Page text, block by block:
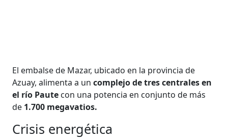
El embalse de Mazar, ubicado en la provincia de
Azuay, alimenta a uncomplejo de tres centrales en
el río Paute con una potencia en conjunto de más
de 1.700 megavatios.
Crisis energética